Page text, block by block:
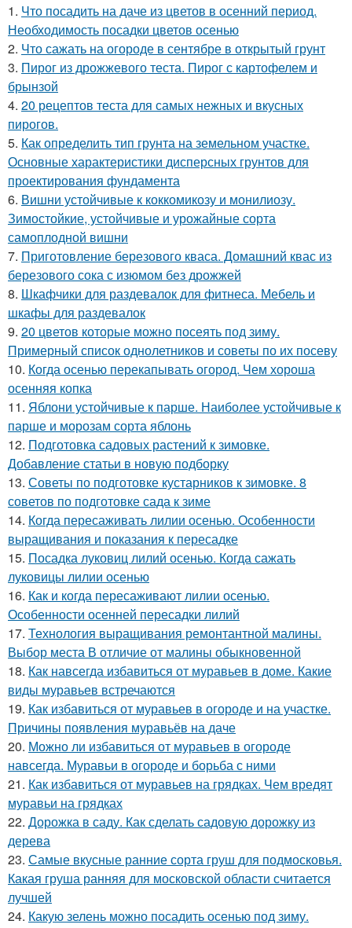
1. Что посадить на даче из цветов в осенний период.
Необходимость посадки цветов осенью
2. Что сажать на огороде в сентябре в открытый грунт
3. Пирог из дрожжевого теста. Пирог с картофелем и
брынзой
4. 20 рецептов теста для самых нежных и вкусных
пирогов.
5. Как определить тип грунта на земельном участке.
Основные характеристики дисперсных грунтов для
проектирования фундамента
6. Вишни устойчивые к коккомикозу и монилиозу.
Зимостойкие, устойчивые и урожайные сорта
самоплодной вишни
7. Приготовление березового кваса. Домашний квас из
березового сока с изюмом без дрожжей
8. Шкафчики для раздевалок для фитнеса. Мебель и
шкафы для раздевалок
9. 20 цветов которые можно посеять под зиму.
Примерный список однолетников и советы по их посеву
10. Когда осенью перекапывать огород. Чем хороша
осенняя копка
11. Яблони устойчивые к парше. Наиболее устойчивые к
парше и морозам сорта яблонь
12. Подготовка садовых растений к зимовке.
Добавление статьи в новую подборку
13. Советы по подготовке кустарников к зимовке. 8
советов по подготовке сада к зиме
14. Когда пересаживать лилии осенью. Особенности
выращивания и показания к пересадке
15. Посадка луковиц лилий осенью. Когда сажать
луковицы лилии осенью
16. Как и когда пересаживают лилии осенью.
Особенности осенней пересадки лилий
17. Технология выращивания ремонтантной малины.
Выбор места В отличие от малины обыкновенной
18. Как навсегда избавиться от муравьев в доме. Какие
виды муравьев встречаются
19. Как избавиться от муравьев в огороде и на участке.
Причины появления муравьёв на даче
20. Можно ли избавиться от муравьев в огороде
навсегда. Муравьи в огороде и борьба с ними
21. Как избавиться от муравьев на грядках. Чем вредят
муравьи на грядках
22. Дорожка в саду. Как сделать садовую дорожку из
дерева
23. Самые вкусные ранние сорта груш для подмосковья.
Какая груша ранняя для московской области считается
лучшей
24. Какую зелень можно посадить осенью под зиму.